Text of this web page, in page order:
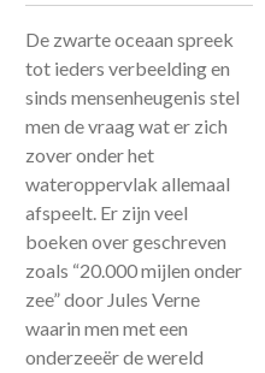
De zwarte oceaan spreek
tot ieders verbeelding en
sinds mensenheugenis stel
men de vraag wat er zich
zover onder het
wateroppervlak allemaal
afspeelt. Er zijn veel
boeken over geschreven
zoals “20.000 mijlen onder
zee” door Jules Verne
waarin men met een
onderzeeër de wereld